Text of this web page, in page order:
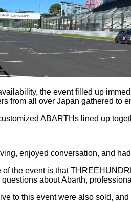
the event filled up
from all over Japan gathered to
ABARTHs lined up
enjoyed conversation, and
of the event is that
questions about Abarth,
to this event were also sold,